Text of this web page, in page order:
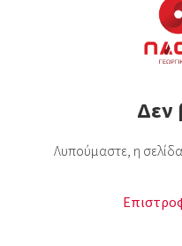
Δεν
Λυπούμαστε, η